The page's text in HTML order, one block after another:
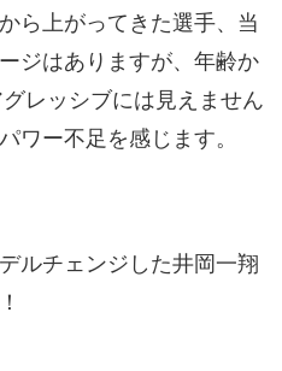
ら上がってきた選手、当
ジはありますが、年齢か
レッシブには見えません
ワー不足を感じます。
ルチェンジした井岡一翔